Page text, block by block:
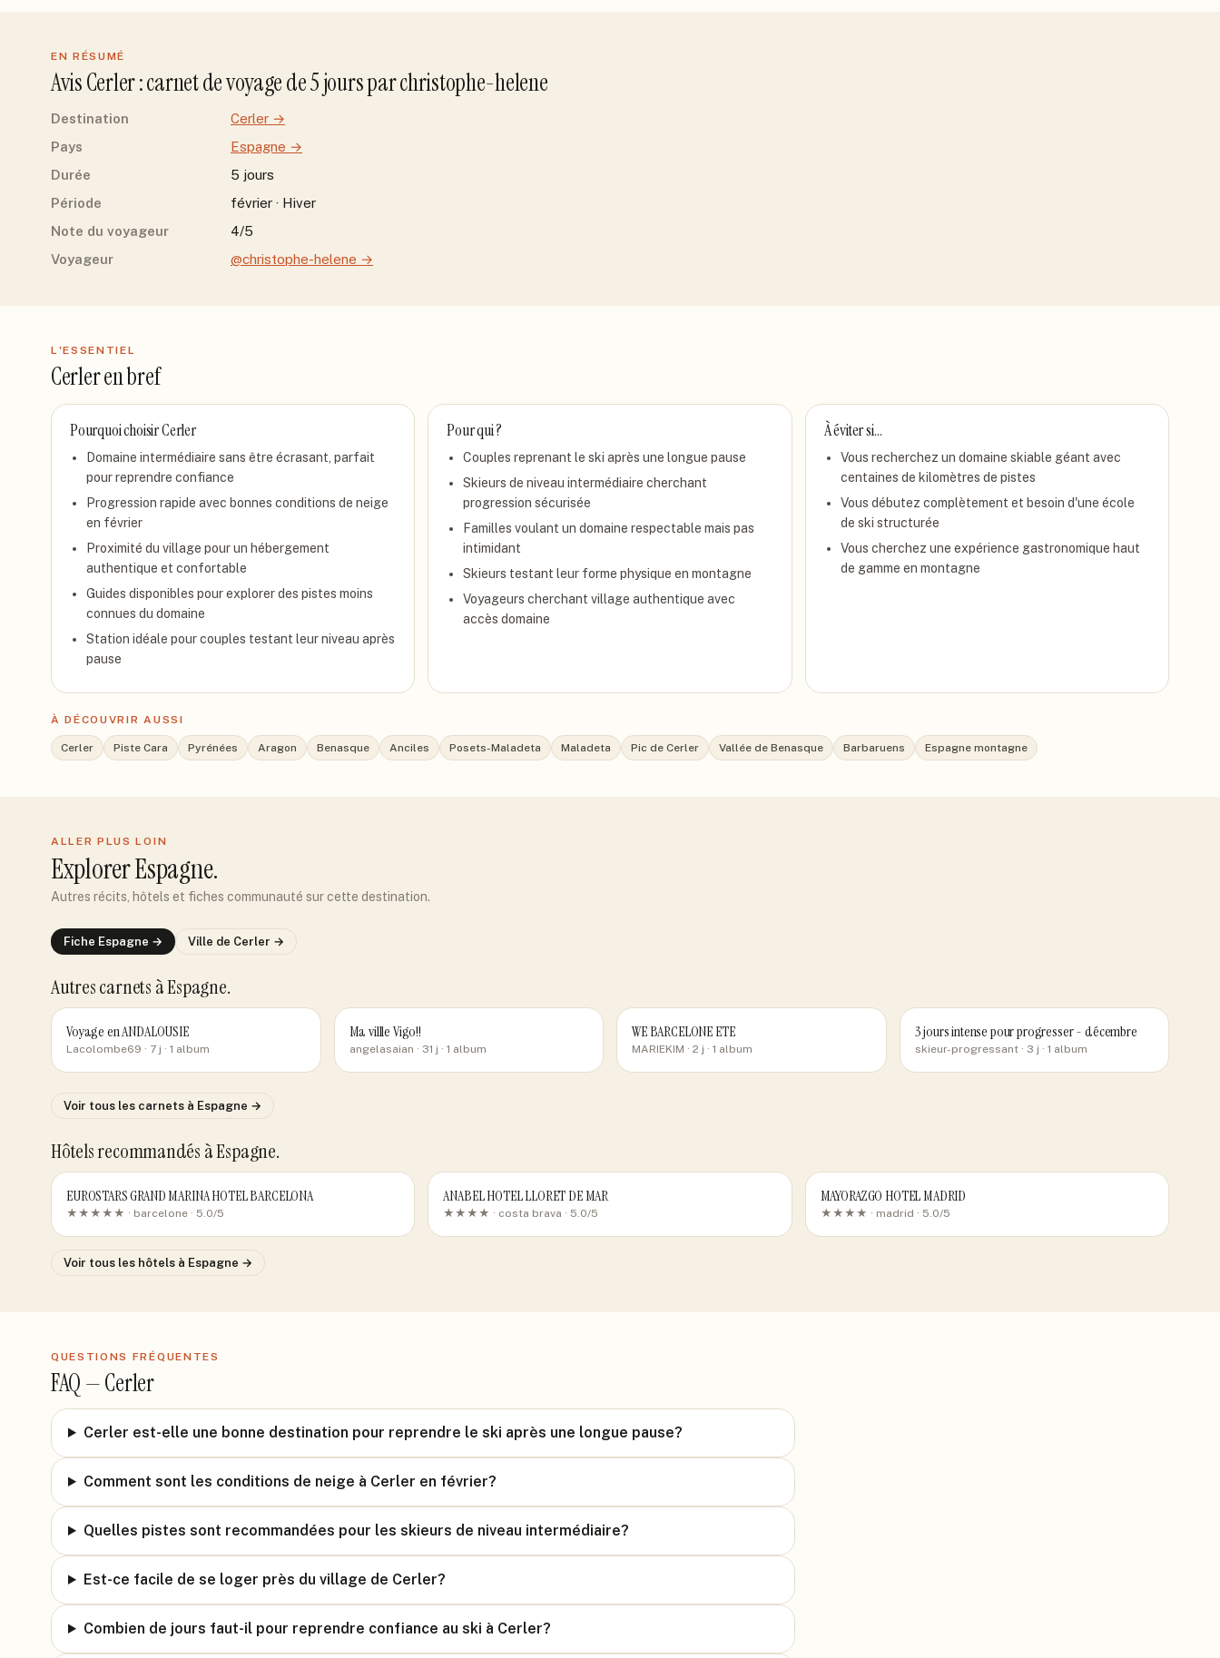
EN RÉSUMÉ
AvisCerler: carnet de voyage de5joursparchristophe-helene
Destination Cerler →
Pays
Espagne →
Durée
5 jours
Période
février · Hiver
Note du voyageur
4/5
Voyageur
@christophe-helene →
L'ESSENTIEL
Cerleren bref
Pourquoi choisirCerler
Domaine intermédiaire sans être écrasant, parfait
pour reprendre confiance
Progression rapide avec bonnes conditions de neige
en février
Proximité du village pour un hébergement
authentique et confortable
Guides disponibles pour explorer des pistes moins
connues du domaine
Station idéale pour couples testant leur niveau après
pause
Pour qui ?
Couples reprenant le ski après une longue pause
Skieurs de niveau intermédiaire cherchant
progression sécurisée
Familles voulant un domaine respectable mais pas
intimidant
Skieurs testant leur forme physique en montagne
Voyageurs cherchant village authentique avec
accès domaine
À éviter si…
Vous recherchez un domaine skiable géant avec
centaines de kilomètres de pistes
Vous débutez complètement et besoin d'une école
de ski structurée
Vous cherchez une expérience gastronomique haut
de gamme en montagne
À DÉCOUVRIR AUSSI
Cerler Piste Cara Pyrénées Aragon Benasque Anciles Posets-Maladeta Maladeta Pic de Cerler Vallée de Benasque Barbaruens Espagne montagne
ALLER PLUS LOIN
ExplorerEspagne.
Autres récits, hôtels et fiches communauté sur cette destination.
Fiche Espagne → Ville de Cerler →
Autres carnets à Espagne.
Voyage en ANDALOUSIE
Lacolombe69 · 7 j · 1 album
Ma villle Vigo!!
angelasaian · 31 j · 1 album
WE BARCELONE ETE
MARIEKIM · 2 j · 1 album
3 jours intense pour progresser - décembre
skieur-progressant· 3 j · 1 album
Voir tous les carnets à Espagne →
Hôtels recommandés à Espagne.
EUROSTARS GRAND MARINA HOTEL BARCELONA
★★★★★ · barcelone · 5.0/5
ANABEL HOTEL LLORET DE MAR
★★★★ · costa brava · 5.0/5
MAYORAZGO HOTEL MADRID
★★★★ · madrid · 5.0/5
Voir tous les hôtels à Espagne →
QUESTIONS FRÉQUENTES
FAQ —Cerler
Cerler est-elle une bonne destination pour reprendre le ski après une longue pause?
Comment sont les conditions de neige à Cerler en février?
Quelles pistes sont recommandées pour les skieurs de niveau intermédiaire?
Est-ce facile de se loger près du village de Cerler?
Combien de jours faut-il pour reprendre confiance au ski à Cerler?